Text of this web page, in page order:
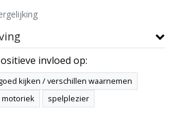
invloed op:
kijken / verschillen waarnemen
motoriek spelplezier